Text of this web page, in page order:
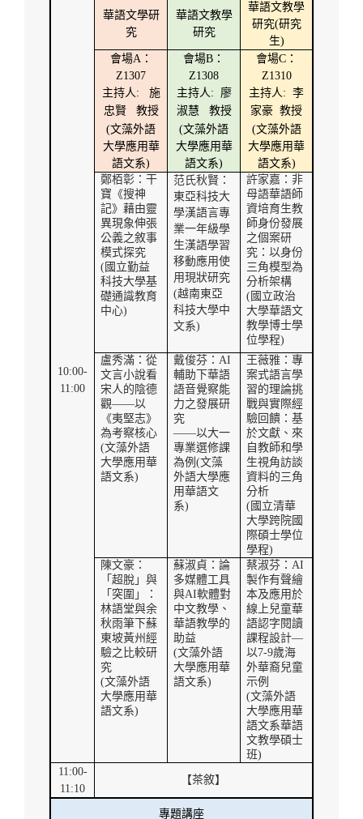
10:00-
11:00
華語文學研
究
華語文教學
研究
華語文教學
研究(研究
生)
會場A：
Z1307
主持人: 施
忠賢
教授
(文藻外語
大學應用華
語文系)
會場B ：
Z1308
主持人: 廖
淑慧
教授
(文藻外語
大學應用華
語文系)
會場C：
Z1310
主持人: 李
家豪 教授
(文藻外語
大學應用華
語文系)
鄭栢彰：干
寶《搜神
記》藉由靈
異現象伸張
公義之敘事
模式探究
( 國立勤益
科技大學基
礎通識教育
中心)
范氏秋賢：
東亞科技大
學漢語言專
業一年級學
生漢語學習
移動應用使
用現狀研究
(越南東亞
科技大學中
文系)
許家嘉：非
母語華語師
資培育生教
師身份發展
之個案研
究：以身份
三角模型為
分析架構
( 國立政治
大學華語文
教學博士學
位學程)
盧秀滿：從
文言小說看
宋人的陰德
觀――以
《夷堅志》
為考察核心
(文藻外語
大學應用華
語文系)
戴俊芬：AI
輔助下華語
語音覺察能
力之發展研
究
——以大一
專業選修課
為例(文藻
外語大學應
用華語文
系)
王薇雅：專
案式語言學
習的理論挑
戰與實際經
驗回饋：基
於文獻、來
自教師和學
生視角訪談
資料的三角
分析
( 國立清華
大學跨院國
際碩士學位
學程)
陳文豪：
「超脫」與
「突圍」：
林語堂與余
秋雨筆下蘇
東坡黃州經
驗之比較研
究
(文藻外語
大學應用華
語文系)
蘇淑貞：論
多媒體工具
與AI軟體對
中文教學、
華語教學的
助益
(文藻外語
大學應用華
語文系)
蔡淑芬：AI
製作有聲繪
本及應用於
線上兒童華
語認字閱讀
課程設計—
以7-9歲海
外華裔兒童
示例
(文藻外語
大學應用華
語文系華語
文教學碩士
班)
11:00-
11:10
【茶敘】
專題講座